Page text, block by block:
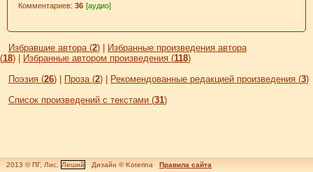
Комментариев: 36 [аудио]
Избравшие автора (2) | Избранные произведения автора
(18) | Избранные автором произведения (118)
Поэзия (26) | Проза (2) | Рекомендованные редакцией произведения (3)
Список произведений с текстами (31)
2013 © ПГ, Лис, Леший Дизайн © Koterina
Правила сайта